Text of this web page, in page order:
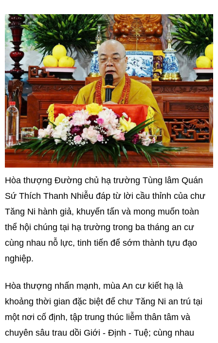
Hòa thượng Đường chủ hạ trường Tùng lâm Quán
Sứ Thích Thanh Nhiễu đáp từ lời cầu thỉnh của chư
Tăng Ni hành giả, khuyến tấn và mong muốn toàn
thể hội chúng tại hạ trường trong ba tháng an cư
cùng nhau nỗ lực, tinh tiến để sớm thành tựu đạo
nghiệp.
Hòa thượng nhấn mạnh, mùa An cư kiết hạ là
khoảng thời gian đặc biệt để chư Tăng Ni an trú tại
một nơi cố định, tập trung thúc liễm thân tâm và
chuyên sâu trau dồi Giới - Định - Tuệ; cùng nhau